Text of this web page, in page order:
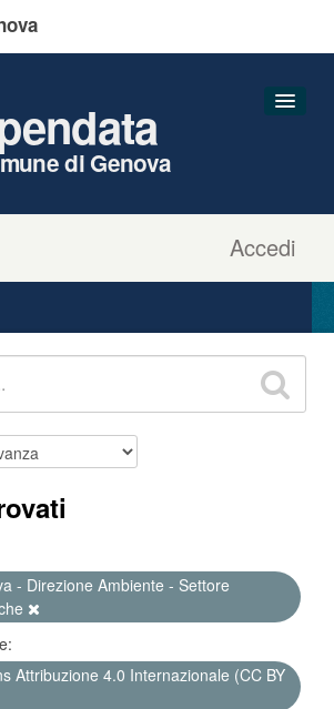
Accedi
di Genova
- Direzione Ambiente - Settore
Attribuzione 4.0 Internazionale (CC BY